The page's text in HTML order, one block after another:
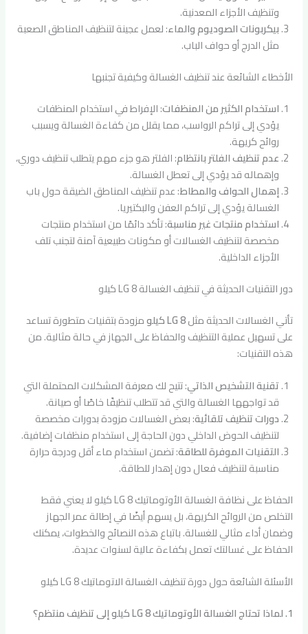
وتنظيف الأجزاء المعدنية.
بيكربونات الصوديوم والماء: لعمل عجينة لتنظيف المناطق الصعبة
مثل الدرج أو حواف الباب.
الأخطاء الشائعة عند تنظيف الغسالة وكيفية تجنبها
استخدام الكثير من المنظفات: الإفراط في استخدام المنظفات
يؤدي إلى تراكم الرواسب، مما يقلل من كفاءة الغسالة ويسبب
روائح كريهة.
عدم تنظيف الفلتر بانتظام: الفلتر هو جزء مهم يتطلب تنظيف دوري،
وإهماله قد يؤدي إلى تعطل الغسالة.
إهمال الحواف والمطاط: عدم تنظيف المناطق الضيقة حول باب
الغسالة يؤدي إلى تراكم العفن والبكتيريا.
استخدام منتجات غير مناسبة: تأكد دائمًا من استخدام منتجات
مخصصة لتنظيف الغسالات أو مكونات طبيعية آمنة لتجنب تلف
الأجزاء الداخلية.
دور التقنيات الحديثة في تنظيف الغسالة LG 8 كيلو
تأتي الغسالات الحديثة مثلLG 8 كيلو
مزودة بتقنيات متطورة تساعد
على تسهيل عملية التنظيف والحفاظ على الجهاز في حالة مثالية. من
هذه التقنيات:
تقنية التشخيص الذاتي: تتيح لك معرفة المشكلات المحتملة التي
قد تواجهها الغسالة والتي قد تتطلب تنظيفًا خاصًا أو صيانة.
دورات تنظيف تلقائية: بعض الغسالات مزودة بدورات مخصصة
لتنظيف الحوض الداخلي دون الحاجة إلى استخدام منظفات إضافية.
التقنيات الموفرة للطاقة: تضمن استخدام ماء أقل ودرجة حرارة
مناسبة لتنظيف فعال دون إهدار للطاقة.
الحفاظ على نظافة الغسالة الأوتوماتيك LG 8 كيلو لا يعني فقط
التخلص من الروائح الكريهة، بل يسهم أيضًا في إطالة عمر الجهاز
وضمان أداء مثالي للغسالة. باتباع هذه النصائح والخطوات، يمكنك
الحفاظ على غسالتك تعمل بكفاءة عالية لسنوات عديدة.
الأسئلة الشائعة حول دورة تنظيف الغسالة الاتوماتيك LG 8 كيلو
1. لماذا تحتاج الغسالة الأوتوماتيك LG 8 كيلو إلى تنظيف منتظم؟